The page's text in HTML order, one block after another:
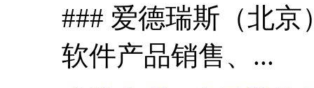
### 爱德瑞斯（北
软件产品销售、...